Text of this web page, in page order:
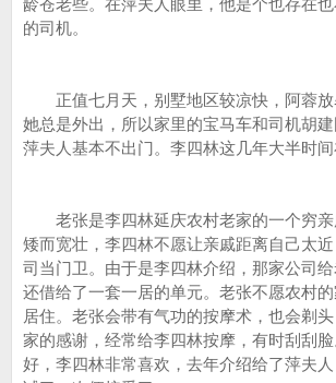
龄苍老些。在萍夫人眼里，他是个也存在
的司机。
正值七月天，别墅地区较凉快，阿蓉放
她总是外出，所以家里的宝马车和司机胡建
萍夫人基本不出门。李四林这几年大半时间
老张是李四林延庆农村老家的一个穷亲
矮而宽壮，李四林不愿让亲戚距离自己太
司当门卫。由于是李四林介绍，那家公司给
还借给了一套一居的单元。老张不愿农村
居住。老张会带有气功的按摩术，也会剃
家的感谢，经常给李四林按摩，有时刮刮
好，李四林非常喜欢，去年介绍给了萍夫人